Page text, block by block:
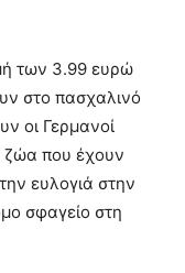
των 3.99 ευρώ
στο πασχαλινό
οι Γερμανοί
ζώα που έχουν
ευλογιά στην
σφαγείο στη